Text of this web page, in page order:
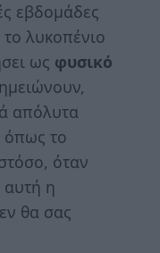
εβδομάδες
λυκοπένιο
ως φυσικό
απόλυτα
όπως το
όταν
αυτή η
θα σας